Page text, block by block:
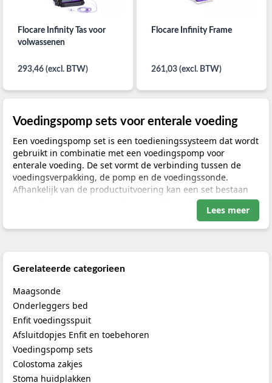
Gerelateerde categorieen
Maagsonde
Onderleggers bed
Enfit voedingsspuit
Afsluitdopjes Enfit en toebehoren
Voedingspomp sets
Colostoma zakjes
Stoma huidplakken
Flocare Infinity Tas voor
volwassenen
293,46 (excl. BTW)
Flocare Infinity Frame
261,03 (excl. BTW)
Voedingspomp sets voor enterale voeding
Een voedingspomp set is een toedieningssysteem dat wordt
gebruikt in combinatie met een voedingspomp voor
enterale voeding. De set vormt de verbinding tussen de
voedingsverpakking, de pomp en de voedingssonde.
Afhankelijk van de productuitvoering kan een set bestaan
uit onder meer een pompslang, voedingsconnector en
aansluitpunten die bij een specifiek pompsysteem horen.
voedingspomp sets en gerelateerde toebehoren, zoals
hangt af van het gebruikte pompmerk en -type, de
voorgeschreven voedingsroute, de benodigde aansluiting
en het individuele voedingsplan.
Gebruik uitsluitend producten die compatibel zijn met het
aanwezige voedingspompsysteem en de voorgeschreven
sonde. Raadpleeg vóór bestelling altijd de productpagina,
de handleiding van de voedingspomp en het lokale
protocol. De productpagina is leidend voor de exacte
Lees meer